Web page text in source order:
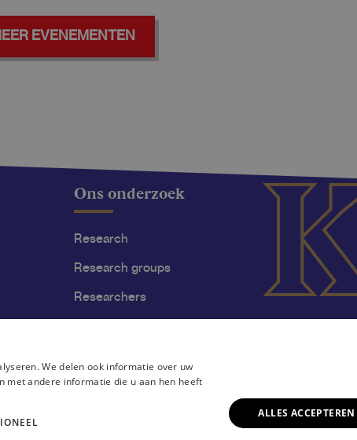
EVENEMENTEN
Ons onderzoek
Research
Research groups
Researchers
We delen ook informatie over uw
met andere informatie die u aan hen heeft
ALLES ACCEPTEREN